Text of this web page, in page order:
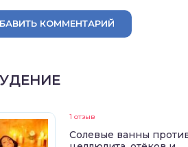
КОММЕНТАРИЙ
1 отзыв
Солевые ванны